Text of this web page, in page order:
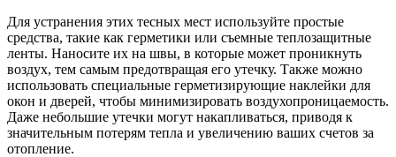
Для устранения этих тесных мест используйте простые
средства, такие как герметики или съемные теплозащитные
ленты. Наносите их на швы, в которые может проникнуть
воздух, тем самым предотвращая его утечку. Также можно
использовать специальные герметизирующие наклейки для
окон и дверей, чтобы минимизировать воздухопроницаемость.
Даже небольшие утечки могут накапливаться, приводя к
значительным потерям тепла и увеличению ваших счетов за
отопление.